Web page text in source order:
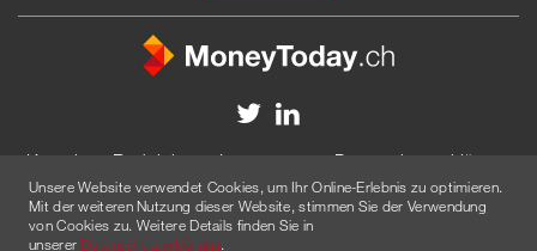
Kontakt Redaktion Impressum
Datenschutzerklärung
Disclaimer
Werbung
© 2026 Created byAGENTUR AM WASSER
Unsere Website verwendet Cookies, um Ihr Online-Erlebnis zu optimieren.
Mit der weiteren Nutzung dieser Website, stimmen Sie der Verwendung
von Cookies zu. Weitere Details finden Sie in
unserer Datenschutzerklärung.